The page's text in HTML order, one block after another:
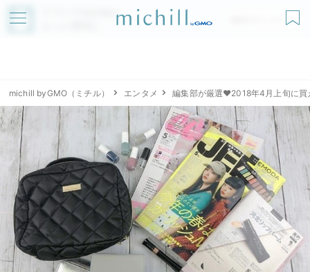
アプリでmichillが
無料ダウンロード
michill byGMO（ミチル） エンタメ 編集部が厳選♥2018年4月上旬に買